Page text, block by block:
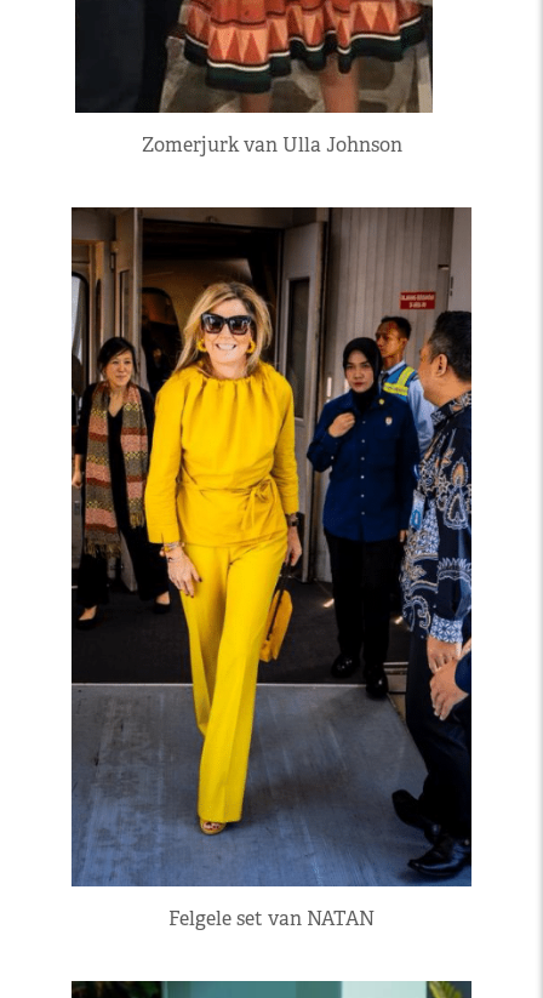
Zomerjurk van Ulla Johnson
Felgele set van NATAN